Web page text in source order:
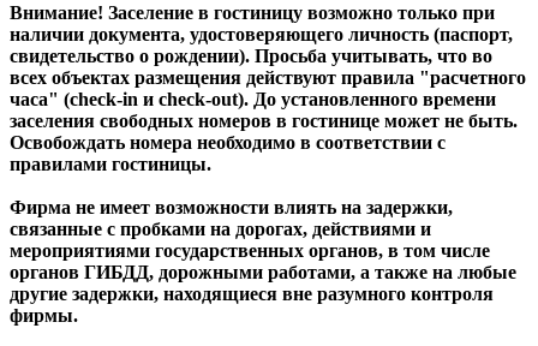
Внимание! Заселение в гостиницу возможно только при
наличии документа, удостоверяющего личность (паспорт,
свидетельство о рождении). Просьба учитывать, что во
всех объектах размещения действуют правила "расчетного
часа" (check-in и check-out). До установленного времени
заселения свободных номеров в гостинице может не быть.
Освобождать номера необходимо в соответствии с
правилами гостиницы.
Фирма не имеет возможности влиять на задержки,
связанные с пробками на дорогах, действиями и
мероприятиями государственных органов, в том числе
органов ГИБДД, дорожными работами, а также на любые
другие задержки, находящиеся вне разумного контроля
фирмы.